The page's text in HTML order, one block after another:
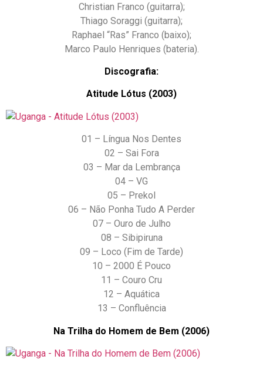
Christian Franco (guitarra);
Thiago Soraggi (guitarra);
Raphael “Ras” Franco (baixo);
Marco Paulo Henriques (bateria).
Discografia:
Atitude Lótus (2003)
01 – Língua Nos Dentes
02 – Sai Fora
03 – Mar da Lembrança
04 – VG
05 – Prekol
06 – Não Ponha Tudo A Perder
07 – Ouro de Julho
08 – Sibipiruna
09 – Loco (Fim de Tarde)
10 – 2000 É Pouco
11 – Couro Cru
12 – Aquática
13 – Confluência
Na Trilha do Homem de Bem (2006)